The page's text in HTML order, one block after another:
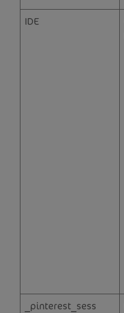
IDE
_pinterest_sess